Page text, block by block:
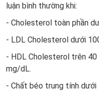
luận bình thường khi:
- Cholesterol toàn phần
- LDL Cholesterol dưới
- HDL Cholesterol trên
mg/dL.
- Chất béo trung tính dưới